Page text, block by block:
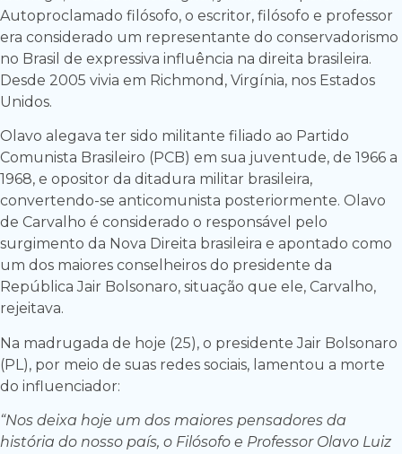
Autoproclamado filósofo, o escritor, filósofo e professor
era considerado um representante do conservadorismo
no Brasil de expressiva influência na direita brasileira.
Desde 2005 vivia em Richmond, Virgínia, nos Estados
Unidos.
Olavo alegava ter sido militante filiado ao Partido
Comunista Brasileiro (PCB) em sua juventude, de 1966 a
1968, e opositor da ditadura militar brasileira,
convertendo-se anticomunista posteriormente. Olavo
de Carvalho é considerado o responsável pelo
surgimento da Nova Direita brasileira e apontado como
um dos maiores conselheiros do presidente da
República Jair Bolsonaro, situação que ele, Carvalho,
rejeitava.
Na madrugada de hoje (25), o presidente Jair Bolsonaro
(PL), por meio de suas redes sociais, lamentou a morte
do influenciador:
“Nos deixa hoje um dos maiores pensadores da
história do nosso país, o Filósofo e Professor Olavo Luiz